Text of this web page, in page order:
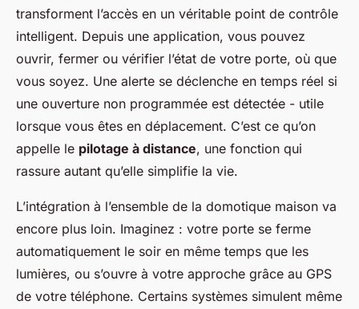
transforment l’accès en un véritable point de contrôle
intelligent. Depuis une application, vous pouvez
ouvrir, fermer ou vérifier l’état de votre porte, où que
vous soyez. Une alerte se déclenche en temps réel si
une ouverture non programmée est détectée - utile
lorsque vous êtes en déplacement. C’est ce qu’on
appelle le pilotage à distance, une fonction qui
rassure autant qu’elle simplifie la vie.
L’intégration à l’ensemble de la domotique maison va
encore plus loin. Imaginez : votre porte se ferme
automatiquement le soir en même temps que les
lumières, ou s’ouvre à votre approche grâce au GPS
de votre téléphone. Certains systèmes simulent même